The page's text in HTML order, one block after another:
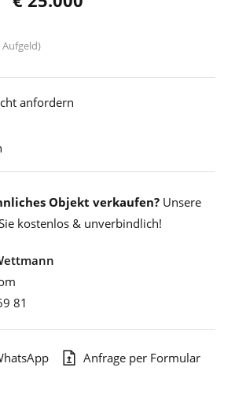
anfordern
Objekt verkaufen? Unsere
kostenlos & unverbindlich!
81
Anfrage per Formular